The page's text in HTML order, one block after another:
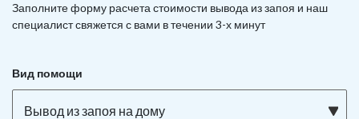
Заполните форму расчета стоимости вывода из запоя и наш
специалист свяжется с вами в течении 3-х минут
Вид помощи
Вывод из запоя на дому